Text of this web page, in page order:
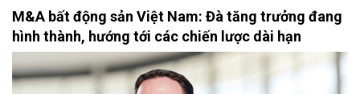
M&A bất động sản Việt Nam: Đà tăng trưởng đang
hình thành, hướng tới các chiến lược dài hạn